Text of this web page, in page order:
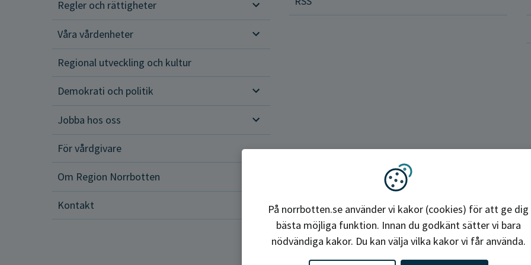
Regler och rättigheter
Regler och rättigheter
Våra vårdenheter
Regional utveckling och kultur
Demokrati och politik
Jobba hos oss
För vårdgivare
Om Region Norrbotten
Kontakt
Vi använder kakor
På norrbotten.se använder vi kakor (cookies) för att ge dig
bästa möjliga funktion. Innan du godkänt sätter vi bara
nödvändiga kakor. Du kan välja vilka kakor vi får använda.